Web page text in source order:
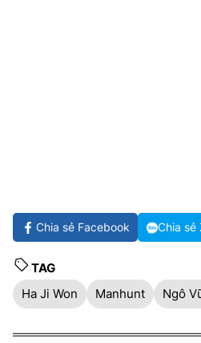
Chia sẻ Facebook Chia sẻ
TAG
Ha Ji Won
Manhunt Ngô